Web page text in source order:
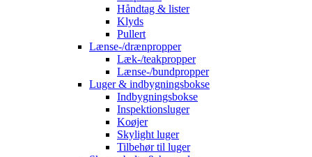
Håndtag & lister
Klyds
Pullert
Lænse-/drænpropper
Læk-/teakpropper
Lænse-/bundpropper
Luger & indbygningsbokse
Indbygningsbokse
Inspektionsluger
Koøjer
Skylight luger
Tilbehør til luger